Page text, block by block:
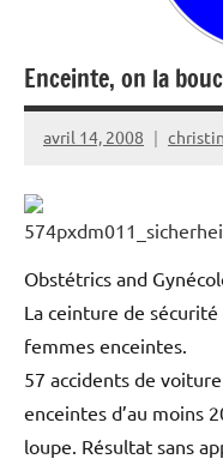
Enceinte, on la
avril 14, 2008
Obstétrics and
La ceinture de
femmes enceintes.
57 accidents de
enceintes d’au moins
loupe. Résultat sans